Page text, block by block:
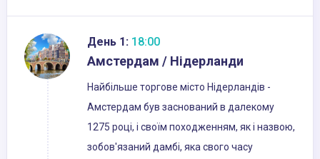
День 1: 18:00
Амстердам / Нідерланди
Найбільше торгове місто Нідерландів -
Амстердам був заснований в далекому
1275 році, і своїм походженням, як і назвою,
зобов'язаний дамбі, яка свого часу